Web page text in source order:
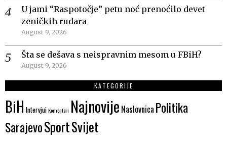
U jami “Raspotočje” petu noć prenoćilo devet
zeničkih rudara
August 9, 2026
Šta se dešava s neispravnim mesom u FBiH?
August 9, 2026
KATEGORIJE
BiH IntervjuiKomentari Najnovije Naslovnica Politika
SarajevoSportSvijet